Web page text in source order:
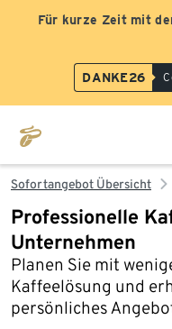
Für kurze Zeit mit
DANKE26
Sofortangebot Übersicht
Professionelle
Unternehmen
Planen Sie mit
Kaffeelösung und
persönliches